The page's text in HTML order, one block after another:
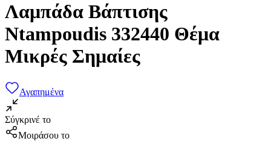
Λαμπάδα Βάπτισης
Ntampoudis 332440 Θέμα
Μικρές Σημαίες
Αγαπημένα
Σύγκρινέ το
Μοιράσου το